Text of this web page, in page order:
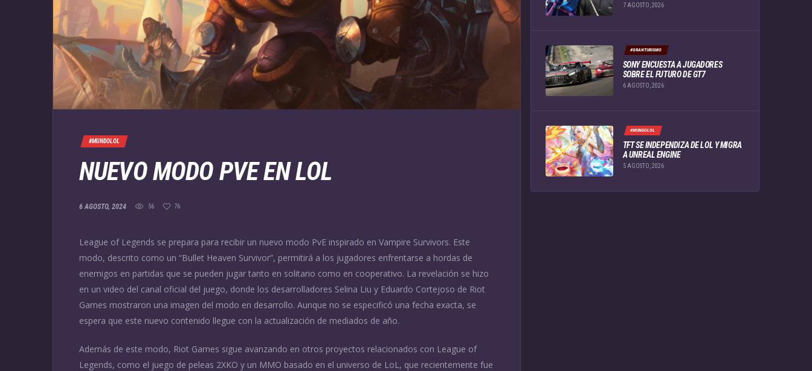
#MUNDOLOL
NUEVO MODO PVE EN LOL
6 AGOSTO, 2024 56 76
League of Legends se prepara para recibir un nuevo modo PvE inspirado en Vampire Survivors. Este
modo, descrito como un “Bullet Heaven Survivor”, permitirá a los jugadores enfrentarse a hordas de
enemigos en partidas que se pueden jugar tanto en solitario como en cooperativo. La revelación se hizo
en un video del canal oficial del juego, donde los desarrolladores Selina Liu y Eduardo Cortejoso de Riot
Games mostraron una imagen del modo en desarrollo. Aunque no se especificó una fecha exacta, se
espera que este nuevo contenido llegue con la actualización de mediados de año.
Además de este modo, Riot Games sigue avanzando en otros proyectos relacionados con League of
Legends, como el juego de peleas 2XKO y un MMO basado en el universo de LoL, que recientemente fue
7 AGOSTO, 2026
#GRANTURISMO
SONY ENCUESTA A JUGADORES
SOBRE EL FUTURO DE GT7
6 AGOSTO, 2026
#MUNDOLOL
TFT SE INDEPENDIZA DE LOL Y MIGRA
A UNREAL ENGINE
5 AGOSTO, 2026